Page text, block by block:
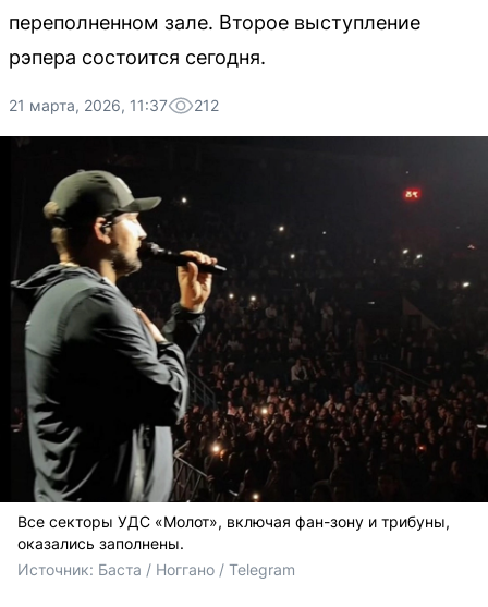
переполненном зале. Второе выступление
рэпера состоится сегодня.
21 марта, 2026, 11:37 212
Все секторы УДС «Молот», включая фан-зону и трибуны,
оказались заполнены.
Источник: Баста / Ноггано / Telegram